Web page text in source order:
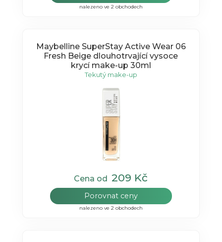
nalezeno ve 2 obchodech
Maybelline SuperStay Active Wear 06
Fresh Beige dlouhotrvající vysoce
krycí make-up 30ml
Tekutý make-up
Cena od209 Kč
Porovnat ceny
nalezeno ve 2 obchodech